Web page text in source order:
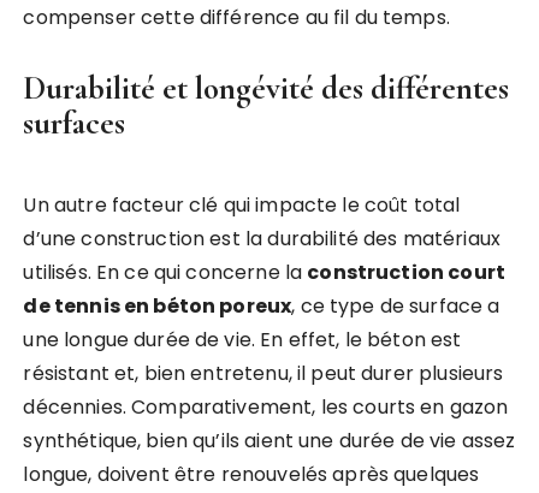
compenser cette différence au fil du temps.
Durabilité et longévité des différentes
surfaces
Un autre facteur clé qui impacte le coût total
d’une construction est la durabilité des matériaux
utilisés. En ce qui concerne la construction court
de tennis en béton poreux, ce type de surface a
une longue durée de vie. En effet, le béton est
résistant et, bien entretenu, il peut durer plusieurs
décennies. Comparativement, les courts en gazon
synthétique, bien qu’ils aient une durée de vie assez
longue, doivent être renouvelés après quelques